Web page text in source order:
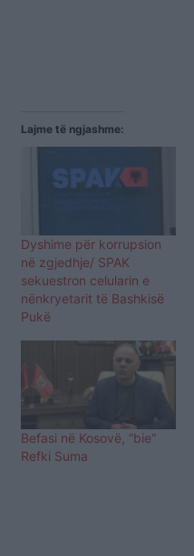
Lajme të ngjashme:
Dyshime për korrupsion
në zgjedhje/ SPAK
sekuestron celularin e
nënkryetarit të Bashkisë
Pukë
Befasi në Kosovë, “bie”
Refki Suma